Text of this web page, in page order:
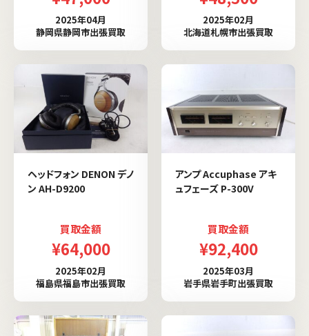
2025年04月
静岡県静岡市出張買取
2025年02月
北海道札幌市出張買取
ヘッドフォン DENON デノ
ン AH-D9200
買取金額
¥64,000
2025年02月
福島県福島市出張買取
アンプ Accuphase アキ
ュフェーズ P-300V
買取金額
¥92,400
2025年03月
岩手県岩手町出張買取